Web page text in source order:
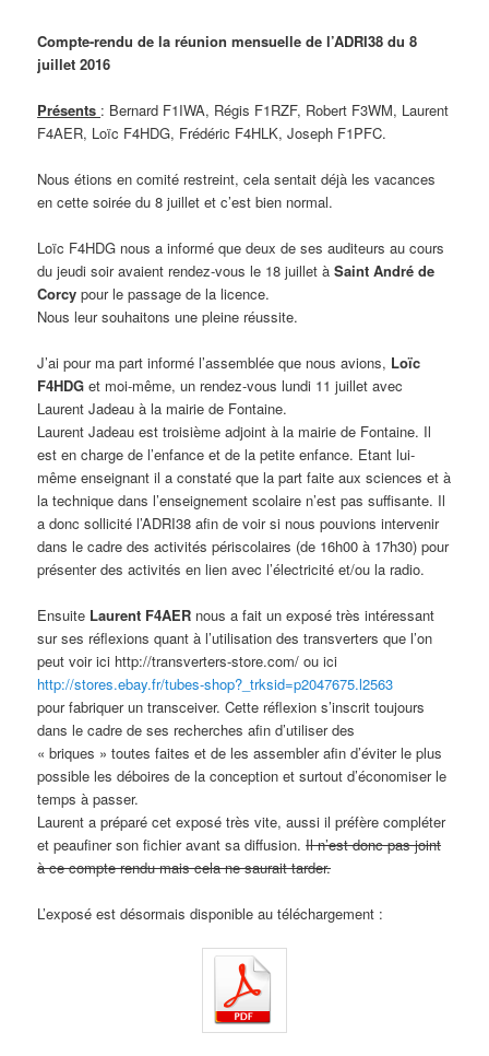
Compte-rendu de la réunion mensuelle de l’ADRI38 du 8
juillet 2016
Présents : Bernard F1IWA, Régis F1RZF, Robert F3WM, Laurent
F4AER, Loïc F4HDG, Frédéric F4HLK, Joseph F1PFC.
Nous étions en comité restreint, cela sentait déjà les vacances
en cette soirée du 8 juillet et c’est bien normal.
Loïc F4HDG nous a informé que deux de ses auditeurs au cours
du jeudi soir avaient rendez-vous le 18 juillet àSaint André de
Corcy pour le passage de la licence.
Nous leur souhaitons une pleine réussite.
J’ai pour ma part informé l’assemblée que nous avions, Loïc
F4HDG et moi-même, un rendez-vous lundi 11 juillet avec
Laurent Jadeau à la mairie de Fontaine.
Laurent Jadeau est troisième adjoint à la mairie de Fontaine. Il
est en charge de l’enfance et de la petite enfance. Etant lui-
même enseignant il a constaté que la part faite aux sciences et à
la technique dans l’enseignement scolaire n’est pas suffisante. Il
a donc sollicité l’ADRI38 afin de voir si nous pouvions intervenir
dans le cadre des activités périscolaires (de 16h00 à 17h30) pour
présenter des activités en lien avec l’électricité et/ou la radio.
Ensuite Laurent F4AER nous a fait un exposé très intéressant
sur ses réflexions quant à l’utilisation des transverters que l’on
peut voir ici http://transverters-store.com/ ou ici
http://stores.ebay.fr/tubes-shop?_trksid=p2047675.l2563
pour fabriquer un transceiver. Cette réflexion s’inscrit toujours
dans le cadre de ses recherches afin d’utiliser des
« briques » toutes faites et de les assembler afin d’éviter le plus
possible les déboires de la conception et surtout d’économiser le
temps à passer.
Laurent a préparé cet exposé très vite, aussi il préfère compléter
et peaufiner son fichier avant sa diffusion.Il n’est donc pas joint
à ce compte rendu mais cela ne saurait tarder.
L’exposé est désormais disponible au téléchargement :